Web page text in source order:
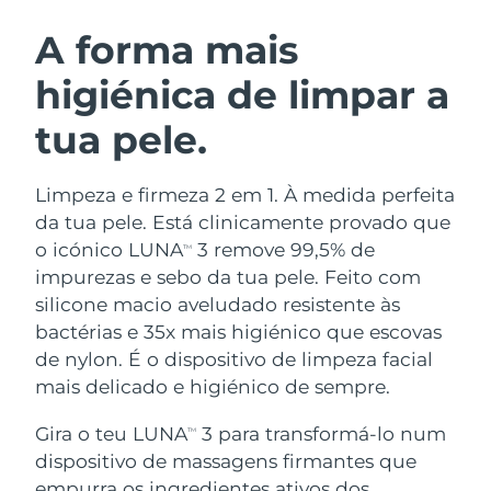
A forma mais
higiénica de limpar a
tua pele.
Limpeza e firmeza 2 em 1. À medida perfeita
da tua pele. Está clinicamente provado que
o icónico LUNATM
3 remove 99,5% de
impurezas e sebo da tua pele. Feito com
silicone macio aveludado resistente às
bactérias e 35x mais higiénico que escovas
de nylon. É o dispositivo de limpeza facial
mais delicado e higiénico de sempre.
Gira o teu LUNATM
3 para transformá-lo num
dispositivo de massagens firmantes que
Limpeza facial
Anti-aging massage
LUNA™ 4 Plus
Massage, LED heating
LUNA™ 4 Men
Microcurrent toning
BEAR™ 2 go
Microcurrent toning on-the-go
BEAR™ 2 eyes & lips
Hidratação
UFO™ 3 kit
Deep facial hydration
UFO™ 3 LED
Near-infrared and red light therapy
device
Cuidado oral
issa™ 4
Hybrid silicone sonic toothbrush
Smart hybrid silicone sonic toothbrush
TRATAMENTO ANTIENVELHECIMENTO
FAQ™
Antienvelhecimento Tratamentos LED
Áustria
Barein Entrega prevista8/10/26
Bélgica
Bermudas Entrega prevista8/15/26
Bósnia e
Herzegovina
Entrega prevista
Brunei Entrega prevista
Bulgária Entrega prevista8/9/26
Chile Entrega prevista8/13/26